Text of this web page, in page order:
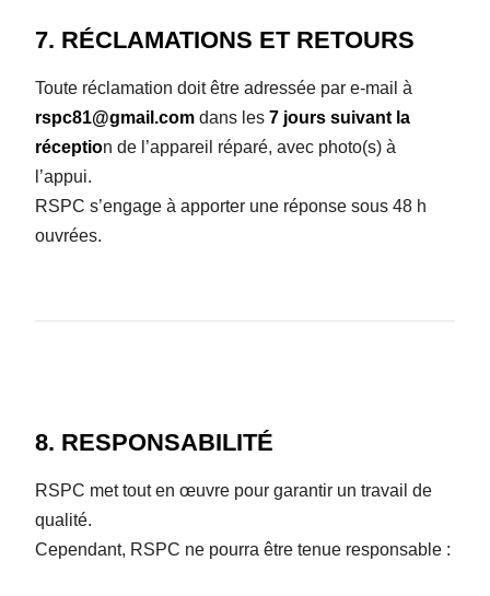
7. RÉCLAMATIONS ET RETOURS
Toute réclamation doit être adressée par e-mail à
rspc81@gmail.com dans les 7 jours suivant la
réception de l’appareil réparé, avec photo(s) à
l’appui.
RSPC s’engage à apporter une réponse sous 48 h
ouvrées.
8. RESPONSABILITÉ
RSPC met tout en œuvre pour garantir un travail de
qualité.
Cependant, RSPC ne pourra être tenue responsable :